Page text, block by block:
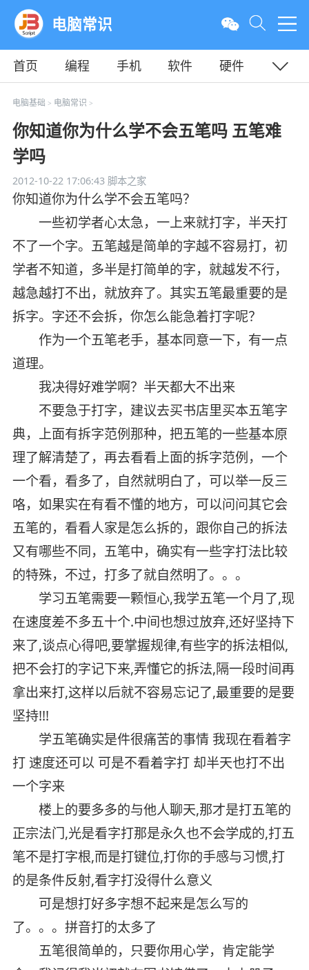
电脑常识
首页 编程 手机 软件
硬件
教程
平面
电脑基础 > 电脑常识 >
你知道你为什么学不会五笔吗 五笔难
学吗
2012-10-22 17:06:43脚本之家
你知道你为什么学不会五笔吗？
一些初学者心太急，一上来就打字，半天打
不了一个字。五笔越是简单的字越不容易打，初
学者不知道，多半是打简单的字，就越发不行，
越急越打不出，就放弃了。其实五笔最重要的是
拆字。字还不会拆，你怎么能急着打字呢？
作为一个五笔老手，基本同意一下，有一点
道理。
我决得好难学啊？半天都大不出来
不要急于打字，建议去买书店里买本五笔字
典，上面有拆字范例那种，把五笔的一些基本原
理了解清楚了，再去看看上面的拆字范例，一个
一个看，看多了，自然就明白了，可以举一反三
咯，如果实在有看不懂的地方，可以问问其它会
五笔的，看看人家是怎么拆的，跟你自己的拆法
又有哪些不同，五笔中，确实有一些字打法比较
的特殊，不过，打多了就自然明了。。。
学习五笔需要一颗恒心,我学五笔一个月了,现
在速度差不多五十个.中间也想过放弃,还好坚持下
来了,谈点心得吧,要掌握规律,有些字的拆法相似,
把不会打的字记下来,弄懂它的拆法,隔一段时间再
拿出来打,这样以后就不容易忘记了,最重要的是要
坚持!!!
学五笔确实是件很痛苦的事情 我现在看着字
打 速度还可以 可是不看着字打 却半天也打不出
一个字来
楼上的要多多的与他人聊天,那才是打五笔的
正宗法门,光是看字打那是永久也不会学成的,打五
笔不是打字根,而是打键位,打你的手感与习惯,打
的是条件反射,看字打没得什么意义
可是想打好多字想不起来是怎么写的
了。。。拼音打的太多了
五笔很简单的，只要你用心学，肯定能学